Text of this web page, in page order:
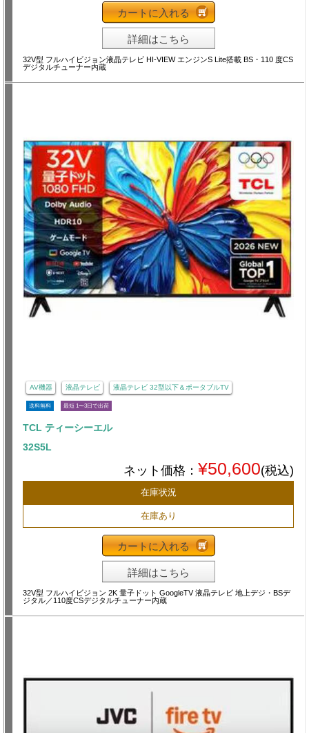
カートに入れる
詳細はこちら
32V型 フルハイビジョン液晶テレビ HI-VIEW エンジンS Lite搭載 BS・110 度CS
デジタルチューナー内蔵
AV機器 液晶テレビ 液晶テレビ 32型以下＆ポータブルTV
送料無料 最短 1〜3日で出荷
TCL ティーシーエル
32S5L
ネット価格： ¥50,600(税込)
在庫状況
在庫あり
カートに入れる
詳細はこちら
32V型 フルハイビジョン 2K 量子ドット GoogleTV 液晶テレビ 地上デジ・BSデ
ジタル／110度CSデジタルチューナー内蔵